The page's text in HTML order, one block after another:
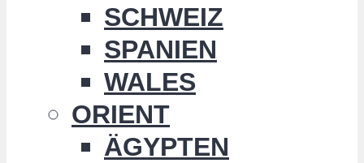
SCHWEIZ
SPANIEN
WALES
ORIENT
ÄGYPTEN